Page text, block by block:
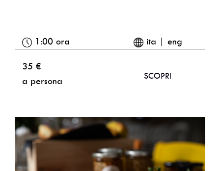
1:00 ora ita | eng
35 €
a persona
SCOPRI